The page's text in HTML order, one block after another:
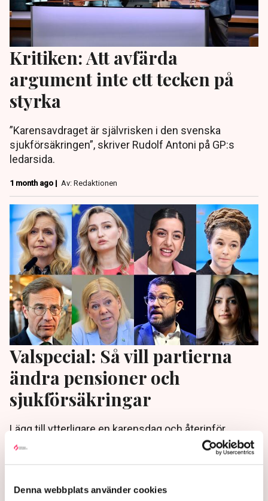
Denna webbplats använder cookies
Kritiken: Att avfärda
argument inte ett tecken på
styrka
”Karensavdraget är självrisken i den svenska
sjukförsäkringen”, skriver Rudolf Antoni på GP:s
ledarsida.
1 month ago | Av: Redaktionen
Valspecial: Så vill partierna
ändra pensioner och
sjukförsäkringar
Lägg till ytterligare en karensdag och återinför
skyddet för höga sjuklönekostnader. I vår valspecial
ger riksdagspartierna besked om allt ifrån hur länge
den höga sjukfrånvaron.